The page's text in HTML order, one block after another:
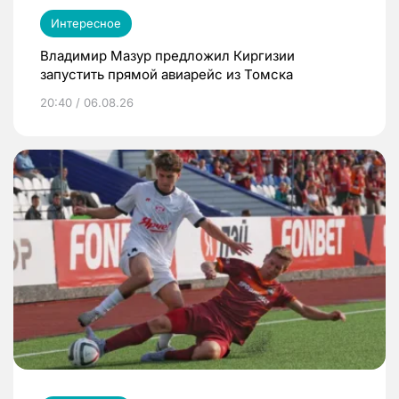
Интересное
Владимир Мазур предложил Киргизии
запустить прямой авиарейс из Томска
20:40 / 06.08.26